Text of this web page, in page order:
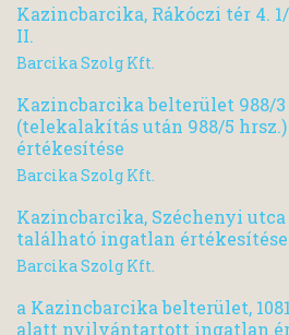
Kazincbarcika, Rákóczi tér 4.
II.
Barcika Szolg Kft.
Kazincbarcika belterület 988/
(telekalakítás után 988/5
értékesítése
Barcika Szolg Kft.
Kazincbarcika, Széchenyi
található ingatlan értékesítése
Barcika Szolg Kft.
a Kazincbarcika belterület,
alatt nyilvántartott ingatlan